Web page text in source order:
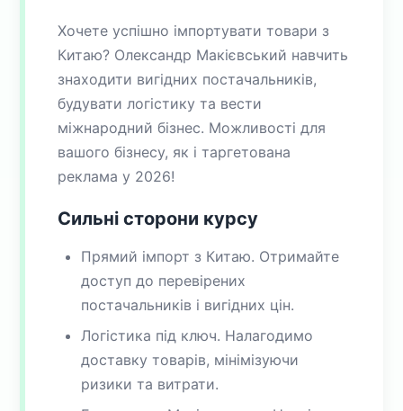
Хочете успішно імпортувати товари з
Китаю? Олександр Макієвський навчить
знаходити вигідних постачальників,
будувати логістику та вести
міжнародний бізнес. Можливості для
вашого бізнесу, як і таргетована
реклама у 2026!
Сильні сторони курсу
Прямий імпорт з Китаю. Отримайте
доступ до перевірених
постачальників і вигідних цін.
Логістика під ключ. Налагодимо
доставку товарів, мінімізуючи
ризики та витрати.